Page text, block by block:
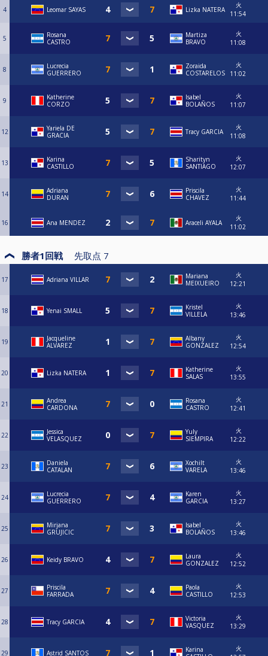
4 Leomar SAYAS Lizka NATERA
火
11:54
5
Rosana
CASTRO
Martiza
BRAVO
火
11:08
8
Lucrecia
GUERRERO
Zoraida
COSTARELOS
火
11:02
9
Katherine
CORZO
Isabel
BOLAÑOS
火
11:07
12
Yariela DE
GRACIA
Tracy GARCIA
火
11:08
13
Karina
CASTILLO
Sharityn
SANTIAGO
火
12:07
14
Adriana
DURAN
Priscila
CHAVEZ
火
11:44
16 Ana MENDEZ Araceli AYALA
火
11:02
勝者1回戦 先取点 7
17 Adriana VILLAR
Mariana
MEIXUEIRO
火
12:21
18 Yenai SMALL
Kristel
VILLELA
火
13:46
19
Jacqueline
ALVAREZ
Albany
GONZALEZ
火
12:54
20 Lizka NATERA
Katherine
SALAS
火
13:55
21
Andrea
CARDONA
Rosana
CASTRO
火
12:41
22
Jessica
VELASQUEZ
Yuly
SIEMPIRA
火
12:22
23
Daniela
CATALAN
Xochilt
VARELA
火
13:46
24
Lucrecia
GUERRERO
Karen
GARCIA
火
13:27
25
Mirjana
GRUJICIC
Isabel
BOLAÑOS
火
13:46
26 Keidy BRAVO
Laura
GONZALEZ
火
12:52
27
Priscila
FARRADA
Paola
CASTILLO
火
12:53
28 Tracy GARCIA
Victoria
VASQUEZ
火
13:29
29 Astrid SANTOS
Karina
火